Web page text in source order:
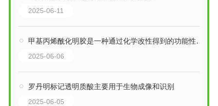
2025-06-11
甲基丙烯酰化明胶是一种通过化学改性得到的功能性生物材料
2025-06-06
罗丹明标记透明质酸主要用于生物成像和识别
2025-06-05